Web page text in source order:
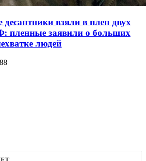
десантники взяли в плен двух
пленные заявили о больших
людей